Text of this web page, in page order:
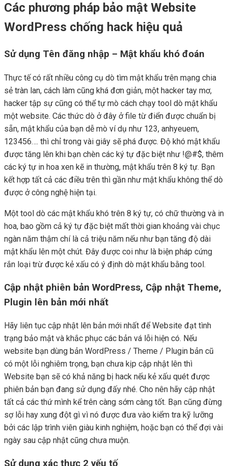
Các phương pháp bảo mật Website
WordPress chống hack hiệu quả
Sử dụng Tên đăng nhập – Mật khẩu khó đoán
Thực tế có rất nhiều công cụ dò tìm mật khẩu trên mạng chia
sẻ tràn lan, cách làm cũng khá đơn giản, một hacker tay mơ,
hacker tập sự cũng có thể tự mò cách chạy tool dò mật khẩu
một website. Các thức dò ở đây ở file từ điển được chuẩn bị
sẵn, mật khẩu của bạn dễ mò ví dụ như 123, anhyeuem,
123456…. thì chỉ trong vài giây sẽ phá được. Độ khó mật khẩu
được tăng lên khi bạn chèn các ký tự đặc biệt như !@#$, thêm
các ký tự in hoa xen kẽ in thường, mật khẩu trên 8 ký tự. Bạn
kết hợp tất cả các điều trên thì gần như mật khẩu không thể dò
được ở công nghệ hiện tại.
Một tool dò các mật khẩu khó trên 8 ký tự, có chữ thường và in
hoa, bao gồm cả ký tự đặc biệt mất thời gian khoảng vài chục
ngàn năm thậm chí là cả triệu năm nếu như bạn tăng độ dài
mật khẩu lên một chút. Đây được coi như là biện pháp cứng
rắn loại trừ được kẻ xấu có ý định dò mật khẩu bằng tool.
Cập nhật phiên bản WordPress, Cập nhật Theme,
Plugin lên bản mới nhất
Hãy liên tục cập nhật lên bản mới nhất để Website đạt tình
trạng bảo mật và khắc phục các bản vá lỗi hiện có. Nếu
website bạn dùng bản WordPress / Theme / Plugin bản cũ
có một lỗi nghiêm trọng, bạn chưa kịp cập nhật lên thì
Website bạn sẽ có khả năng bị hack nếu kẻ xấu quét được
phiên bản bạn đang sử dụng đấy nhé. Cho nên hãy cập nhật
tất cả các thứ mình kể trên càng sớm càng tốt. Bạn cũng đừng
sợ lỗi hay xung đột gì vì nó được đưa vào kiểm tra kỹ lưỡng
bởi các lập trình viên giàu kinh nghiệm, hoặc bạn có thể đợi vài
ngày sau cập nhật cũng chưa muộn.
Sử dụng xác thực 2 yếu tố